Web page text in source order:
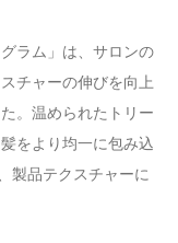
ラム」は、サロンの
チャーの伸びを向上
。温められたトリー
をより均一に包み込
製品テクスチャーに